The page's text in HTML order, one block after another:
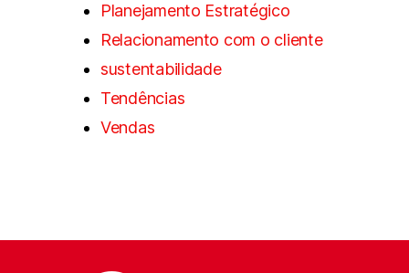
Planejamento Estratégico
Relacionamento com o cliente
sustentabilidade
Tendências
Vendas